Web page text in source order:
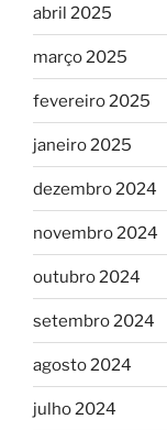
abril 2025
março 2025
fevereiro 2025
janeiro 2025
dezembro 2024
novembro 2024
outubro 2024
setembro 2024
agosto 2024
julho 2024